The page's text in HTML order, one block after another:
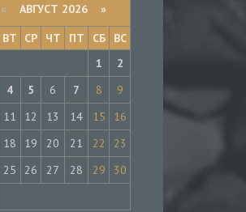
« АВГУСТ 2026 »
ВТ СР ЧТ ПТ СБ
ВС
1
2
4 5 6 7 8
9
11 12 13 14 15
16
18 19 20 21 22
23
25 26 27 28 29
30